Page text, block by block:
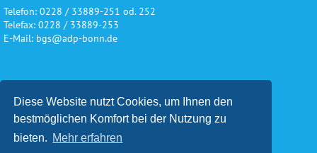
Diese Website nutzt Cookies, um Ihnen den
bestmöglichen Komfort bei der Nutzung zu
bieten. Mehr erfahren
Telefon: 0228 / 33889-251 od. 252
Telefax: 0228 / 33889-253
E-Mail: bgs@adp-bonn.de
Wir danken für die freundliche
Unterstützung und Förderung